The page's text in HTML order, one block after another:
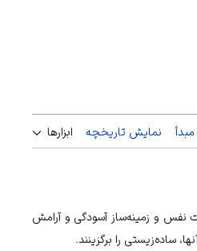
نمایش تاریخچه ابزارها
نفس و زمینه‌ساز آسود‌گی و آرامش
ساده‌زیستی را برگزینند.